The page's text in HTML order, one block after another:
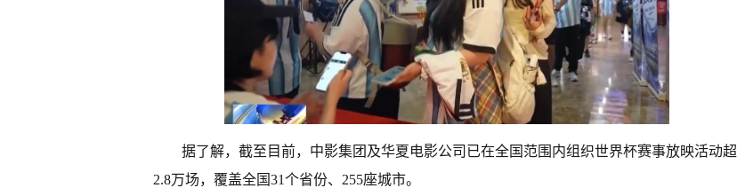
据了解，截至目前，中影集团及华夏电影公司已在全国范围内组织世界杯赛事放映活动超
2.8万场，覆盖全国31个省份、255座城市。